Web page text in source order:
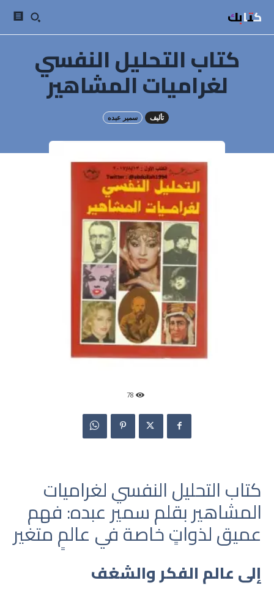
كتابك
كتاب التحليل النفسي
لغراميات المشاهير
تأليف سمير عبده
78
كتاب التحليل النفسي لغراميات
المشاهير بقلم سمير عبده: فهم
عميق لذواتٍ خاصة في عالمٍ متغير
إلى عالم الفكر والشغف